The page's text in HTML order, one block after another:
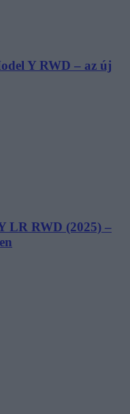
Y RWD – az új
LR RWD (2025) –